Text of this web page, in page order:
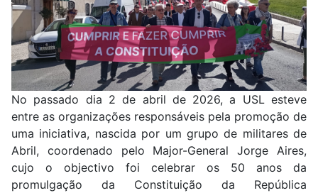
No passado dia 2 de abril de 2026, a USL esteve
entre as organizações responsáveis pela promoção de
uma iniciativa, nascida por um grupo de militares de
Abril, coordenado pelo Major-General Jorge Aires,
cujo o objectivo foi celebrar os 50 anos da
promulgação da Constituição da República